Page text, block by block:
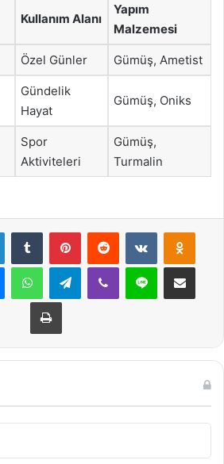
Kullanım Alanı
Yapım
Malzemesi
Özel Günler Gümüş, Ametist
Gündelik
Hayat
Gümüş, Oniks
Spor
Aktiviteleri
Gümüş,
Turmalin
LinkedInTumblr PinterestReddit VKontakte
MessengerWhatsAppTelegramViber Line E-Posta ile
Yazdır